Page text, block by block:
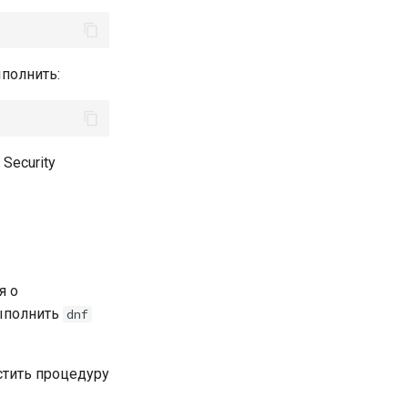
Security
о
dnf
процедуру